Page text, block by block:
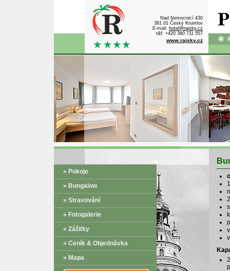
Nad Nemocnicí 430
381 01 Český Krumlov
E-mail: hotel@rajsky.cz
t&f: +420 380 711 557
www.rajsky.cz
» Pokoje
» Bungalow
» Stravování
» Fotogalerie
» Zážitky
» Ceník & Objednávka
» Mapa